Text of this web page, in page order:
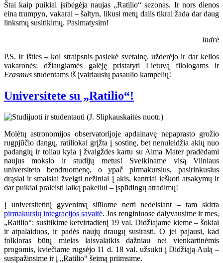
Štai kaip puikiai įsibėgėja naujas „Ratilio“ sezonas. Ir nors dienos
eina trumpyn, vakarai – šaltyn, likusi metų dalis tikrai žada dar daug
linksmų susitikimų. Pasimatysim!
Indrė
P.S. Ir išties – kol straipsnis pasiekė svetainę, užderėjo ir dar kelios
vakaronės: džiaugiamės galėję pristatyti Lietuvą filologams ir
Erasmus studentams iš įvairiausių pasaulio kampelių!
Universitete su „Ratilio“!
Molėtų astronomijos observatorijoje apdainavę nepaprasto grožio
rugpjūčio dangų, ratiliokai grįžta į sostinę, bet nenuleidžia akių nuo
padangių ir toliau kyla į žvaigždes kartu su Alma Mater pradėdami
naujus mokslo ir studijų metus! Sveikiname visą Vilniaus
universiteto bendruomenę, o ypač pirmakursius, pasirinkusius
drąsiai ir smalsiai žvelgti nežiniai į akis, kantriai ieškoti atsakymų ir
dar puikiai praleisti laiką pakeliui – įspūdingų atradimų!
Į universitetinį gyvenimą siūlome nerti nedelsiant – tam skirta
pirmakursių integracijos savaitė. Jos renginiuose dalyvausime ir mes,
„Ratilio“: susitikime ketvirtadienį 19 val. Didžiajame kieme – šokiai
ir atpalaiduos, ir padės naujų draugų susirasti. O jei pajausi, kad
folkloras būtų mielas laisvalaikis dažniau nei vienkartinėmis
progomis, kviečiame rugsėjo 11 d. 18 val. užsukti į Didžiąją Aulą –
susipažinsime ir į „Ratilio“ šeimą priimsime.